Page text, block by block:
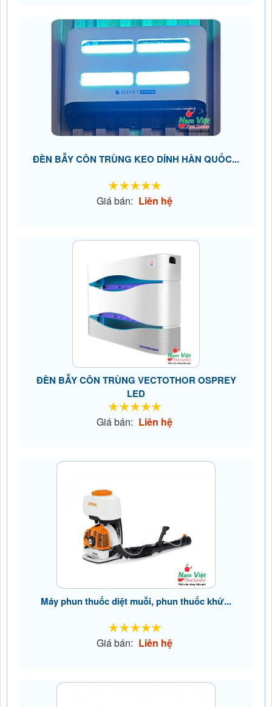
ĐÈN BẪY CÔN TRÙNG KEO DÍNH HÀN QUỐC...
Giá bán: Liên hệ
ĐÈN BẪY CÔN TRÙNG VECTOTHOR OSPREY
LED
Giá bán: Liên hệ
Máy phun thuốc diệt muỗi, phun thuốc khử...
Giá bán: Liên hệ